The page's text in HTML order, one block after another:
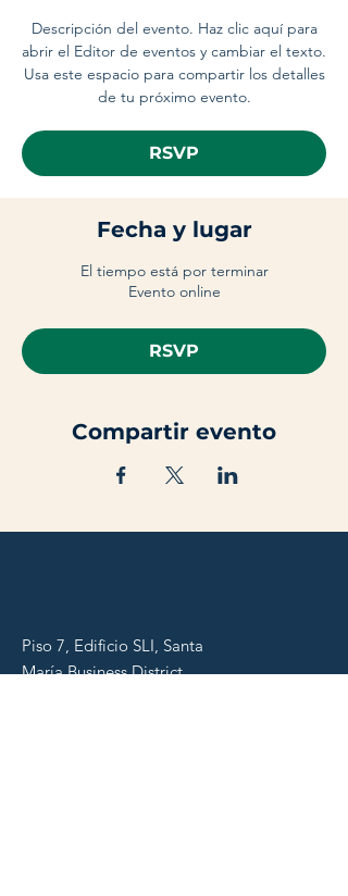
Descripción del evento. Haz clic aquí para
abrir el Editor de eventos y cambiar el texto.
Usa este espacio para compartir los detalles
de tu próximo evento.
RSVP
Fecha y lugar
El tiempo está por terminar
Evento online
RSVP
Compartir evento
Piso 7, Edificio SLI, Santa
María Business District